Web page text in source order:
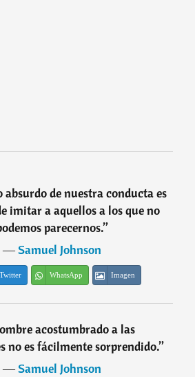
absurdo de nuestra conducta es
imitar a aquellos a los que no
parecernos.”
―Samuel Johnson
Twitter WhatsApp Imagen
acostumbrado a las
no es fácilmente sorprendido.”
―Samuel Johnson